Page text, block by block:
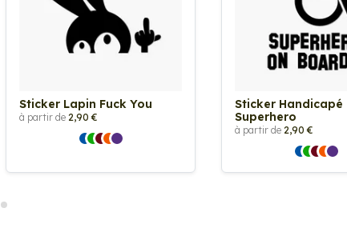
Sticker Lapin Fuck You
à partir de 2,90 €
Sticker Handicapé
Superhero
à partir de 2,90 €